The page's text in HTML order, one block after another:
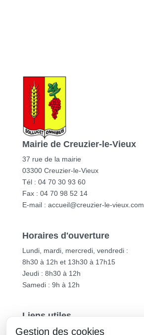
Mairie de Creuzier-le-Vieux
37 rue de la mairie
03300 Creuzier-le-Vieux
Tél : 04 70 30 93 60
Fax : 04 70 98 52 14
E-mail : accueil@creuzier-le-vieux.com
Horaires d'ouverture
Lundi, mardi, mercredi, vendredi :
8h30 à 12h et 13h30 à 17h15
Jeudi : 8h30 à 12h
Samedi : 9h à 12h
Liens utiles
Vichy Communauté
Gestion des cookies